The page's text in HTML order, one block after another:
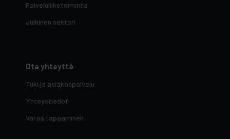
Palveluliiketoiminta
Julkinen sektori
Ota yhteyttä
Tuki ja asiakaspalvelu
Yhteystiedot
Varaa tapaaminen